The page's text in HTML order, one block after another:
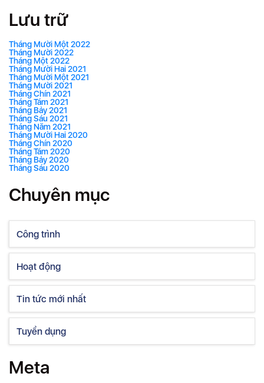
Lưu trữ
Tháng Mười Một 2022
Tháng Mười 2022
Tháng Một 2022
Tháng Mười Hai 2021
Tháng Mười Một 2021
Tháng Mười 2021
Tháng Chín 2021
Tháng Tám 2021
Tháng Bảy 2021
Tháng Sáu 2021
Tháng Năm 2021
Tháng Mười Hai 2020
Tháng Chín 2020
Tháng Tám 2020
Tháng Bảy 2020
Tháng Sáu 2020
Chuyên mục
Công trình
Hoạt động
Tin tức mới nhất
Tuyển dụng
Meta